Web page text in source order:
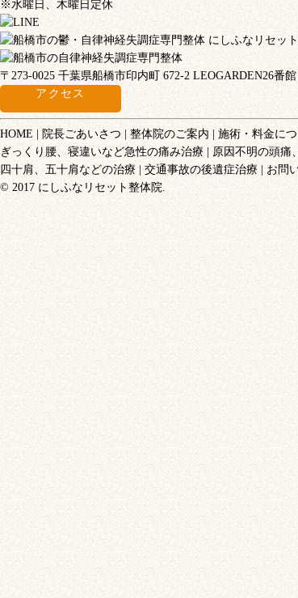
※水曜日、木曜日定休
〒273-0025 千葉県船橋市印内町 672-2 LEOGARDEN26番館
アクセス
HOME 院長ごあいさつ 整体院のご案内 施術・料金に
ぎっくり腰、寝違いなど急性の痛み治療
原因不明の頭痛
四十肩、五十肩などの治療
交通事故の後遺症治療 お問
© 2017 にしふなリセット整体院.